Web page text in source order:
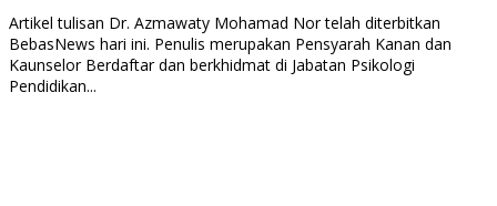
Artikel tulisan Dr. Azmawaty Mohamad Nor telah diterbitkan
BebasNews hari ini. Penulis merupakan Pensyarah Kanan dan
Kaunselor Berdaftar dan berkhidmat di Jabatan Psikologi
Pendidikan...